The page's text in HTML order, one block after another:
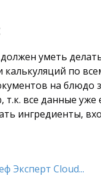
уметь
калькуляций по
на блюдо
все данные
ингредиенты,
Эксперт Cloud...